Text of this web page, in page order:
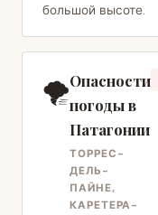
большой высоте.
🌪️Опасности
погоды в
Патагонии
ТОРРЕС-
ДЕЛЬ-
ПАЙНЕ,
КАРЕТЕРА-